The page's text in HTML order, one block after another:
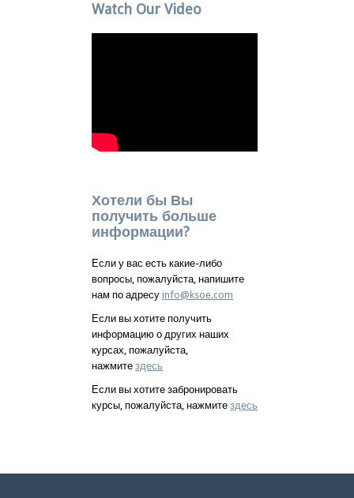
Watch Our Video
Хотели бы Вы
получить больше
информации?
Если у вас есть какие-либо
вопросы, пожалуйста, напишите
нам по адресу info@ksoe.com
Если вы хотите получить
информацию о других наших
курсах, пожалуйста,
нажмите здесь
Если вы хотите забронировать
курсы, пожалуйста, нажмите здесь